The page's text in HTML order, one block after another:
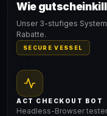
Gültig für
Wie
Unser 3-stufiges
Rabatte.
SECURE VESSEL
ACT CHECKOUT BOT
Headless-Browser